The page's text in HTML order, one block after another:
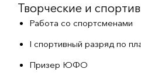
Творческие и
Работа со спортсменами
I спортивный разряд по
Призер ЮФО